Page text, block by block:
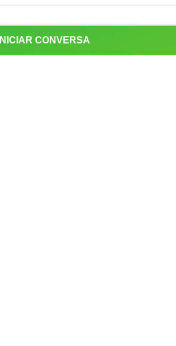
INICIAR CONVERSA